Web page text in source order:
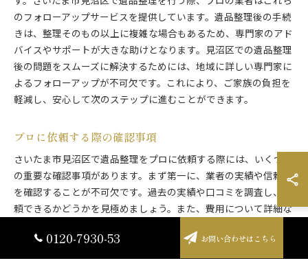
のフォローアップサービスを提供しています。遺品整理後の手続
きは、整理そのもの以上に複雑な場合もあるため、専門家のアド
バイスやサポートが大きな助けとなります。見沼区での遺品整理
後の問題をスムーズに解決するためには、地域に詳しい専門家に
よるフォローアップが不可欠です。これにより、ご家族の負担を
軽減し、安心して次のステップに進むことができます。
プロに依頼する際の確認事項
さいたま市見沼区で遺品整理をプロに依頼する際には、いくつか
の重要な確認事項があります。まず第一に、業者の実績や信頼性
を確認することが不可欠です。過去の実績や口コミを調査し、信
頼できるかどうかを見極めましょう。また、費用について詳細な
す。さらに、遺品の扱い方や整理後の処分方法、フォローアップ
0120-7930-53 お問い合わせはこちら